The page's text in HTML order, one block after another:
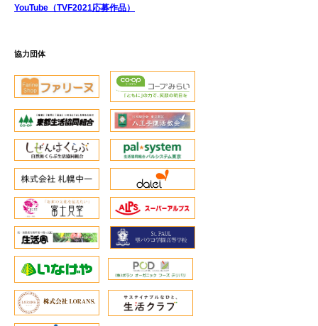
YouTube（TVF2021応募作品）
協力団体